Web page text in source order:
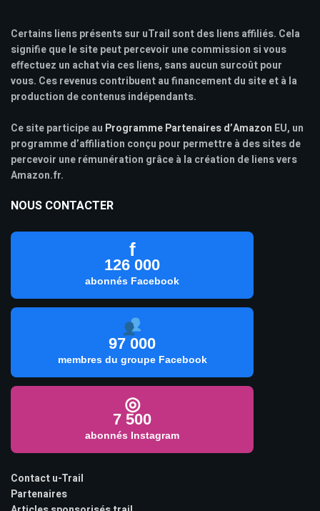
Certains liens présents sur uTrail sont des liens affiliés. Cela
signifie que le site peut percevoir une commission si vous
effectuez un achat via ces liens, sans aucun surcoût pour
vous. Ces revenus contribuent au financement du site et à la
production de contenus indépendants.
Ce site participe au Programme Partenaires d’Amazon EU, un
programme d’affiliation conçu pour permettre à des sites de
percevoir une rémunération grâce à la création de liens vers
Amazon.fr.
NOUS CONTACTER
f
126 000
abonnés Facebook
97 000
membres du groupe Facebook
◎
7 500
abonnés Instagram
Contact u-Trail
Partenaires